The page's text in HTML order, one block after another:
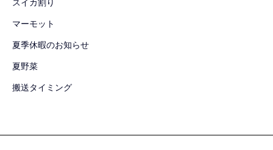
スイカ割り
マーモット
夏季休暇のお知らせ
夏野菜
搬送タイミング